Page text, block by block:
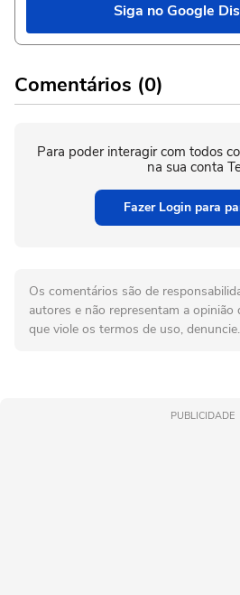
Siga no Google
Comentários (0)
Para poder interagir com todos
na sua conta
Fazer Login para
Os comentários são de
autores e não representam a opinião
que viole os termos de uso, denuncie.
PUBLICIDADE